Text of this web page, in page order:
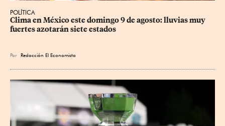
POLÍTICA
Clima en México este domingo 9 de agosto: lluvias muy
fuertes azotarán siete estados
Por Redacción El Economista